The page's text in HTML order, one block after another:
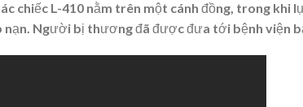
chiếc L-410 nằm trên một cánh đồng, trong khi
Người bị thương đã được đưa tới bệnh viện